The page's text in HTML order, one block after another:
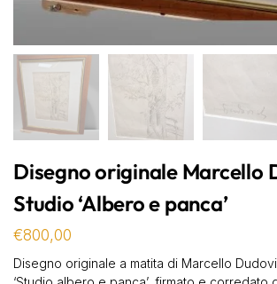
Disegno originale Marcello
Studio ‘Albero e panca’
€800,00
Disegno originale a matita di Marcello